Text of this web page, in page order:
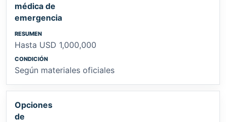
médica de
emergencia
Hasta USD 1,000,000
Según materiales oficiales
Opciones
de